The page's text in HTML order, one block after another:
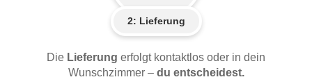
2: Lieferung
Die Lieferung erfolgt kontaktlos oder in dein
Wunschzimmer – du entscheidest.